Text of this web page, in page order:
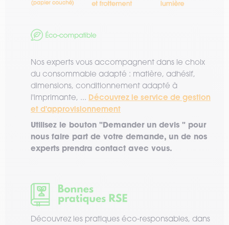
Nos experts vous accompagnent dans le choix
du consommable adapté : matière, adhésif,
dimensions, conditionnement adapté à
l'imprimante, ... Découvrez le service de gestion
et d'approvisionnement
Utilisez le bouton "Demander un devis " pour
nous faire part de votre demande, un de nos
experts prendra contact avec vous.
Découvrez les pratiques éco-responsables, dans